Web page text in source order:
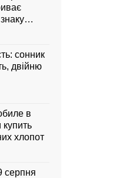
сонник
двійню
в
хлопот
серпня